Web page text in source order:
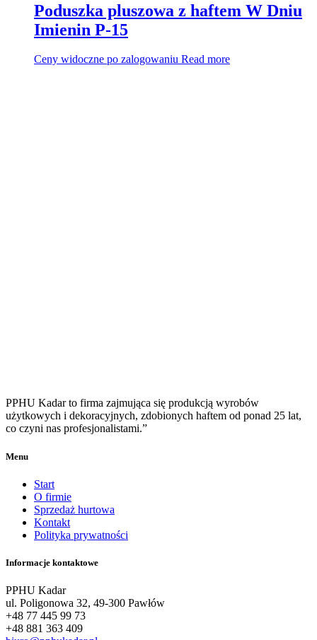
Poduszka pluszowa z haftem W Dniu
Imienin P-15
Ceny widoczne po zalogowaniu Read more
PPHU Kadar to firma zajmująca się produkcją wyrobów
użytkowych i dekoracyjnych, zdobionych haftem od ponad 25 lat,
co czyni nas profesjonalistami.”
Menu
Start
O firmie
Sprzedaż hurtowa
Kontakt
Polityka prywatności
Informacje kontaktowe
PPHU Kadar
ul. Poligonowa 32, 49-300 Pawłów
+48 77 445 99 73
+48 881 363 409